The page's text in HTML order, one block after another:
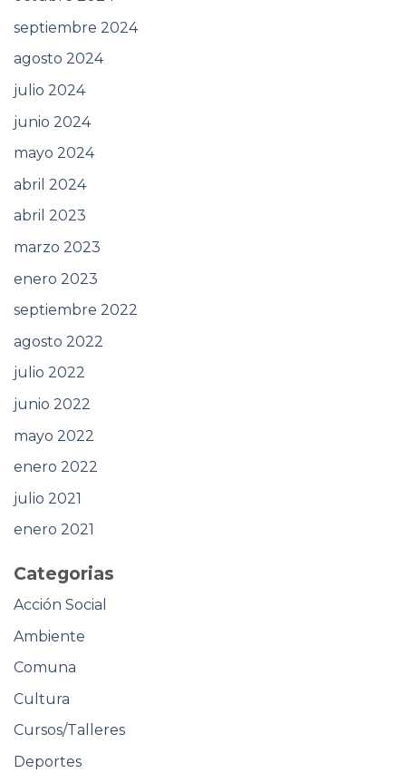
septiembre 2024
agosto 2024
julio 2024
junio 2024
mayo 2024
abril 2024
abril 2023
marzo 2023
enero 2023
septiembre 2022
agosto 2022
julio 2022
junio 2022
mayo 2022
enero 2022
julio 2021
enero 2021
Categorias
Acción Social
Ambiente
Comuna
Cultura
Cursos/Talleres
Deportes